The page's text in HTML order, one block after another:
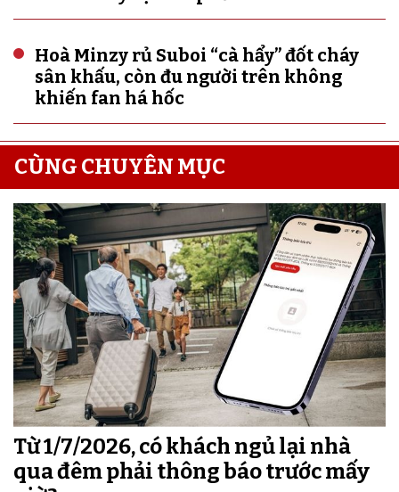
Hoà Minzy rủ Suboi “cà hẩy” đốt cháy
sân khấu, còn đu người trên không
khiến fan há hốc
CÙNG CHUYÊN MỤC
Từ 1/7/2026, có khách ngủ lại nhà
qua đêm phải thông báo trước mấy